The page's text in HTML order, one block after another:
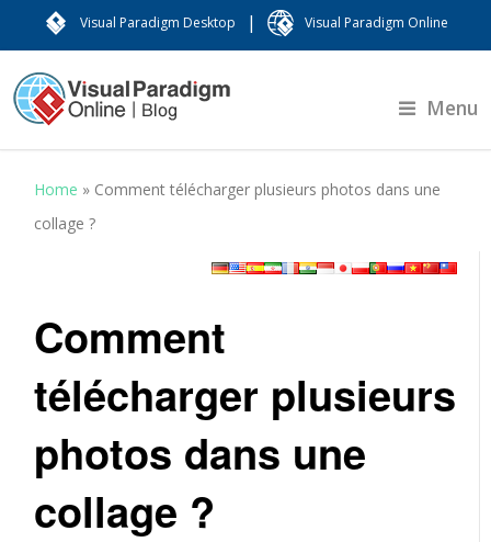
Visual Paradigm Desktop | Visual Paradigm Online
Menu
Home » Comment télécharger plusieurs photos dans une
collage ?
Comment
télécharger plusieurs
photos dans une
collage ?